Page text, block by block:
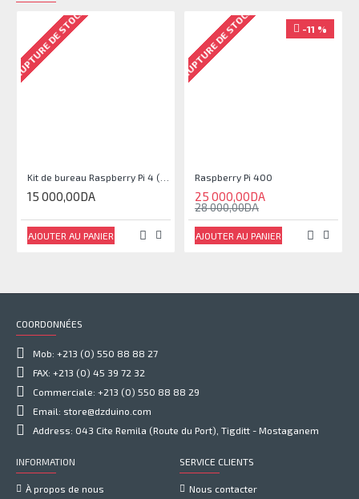
RUPTURE DE STOCK
15 000,00DA
AJOUTER AU PANIER
-11 %
RUPTURE DE STOCK
Raspberry Pi 400
25 000,00DA
28 000,00DA
AJOUTER AU PANIER
COORDONNÉES
Mob: +213 (0) 550 88 88 27
FAX: +213 (0) 45 39 72 32
Commerciale: +213 (0) 550 88 88 29
Email: store@dzduino.com
Address: 043 Cite Remila (Route du Port), Tigditt - Mostaganem
INFORMATION
À propos de nous
SERVICE CLIENTS
Nous contacter